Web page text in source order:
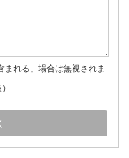
まれる」場合は無視されま